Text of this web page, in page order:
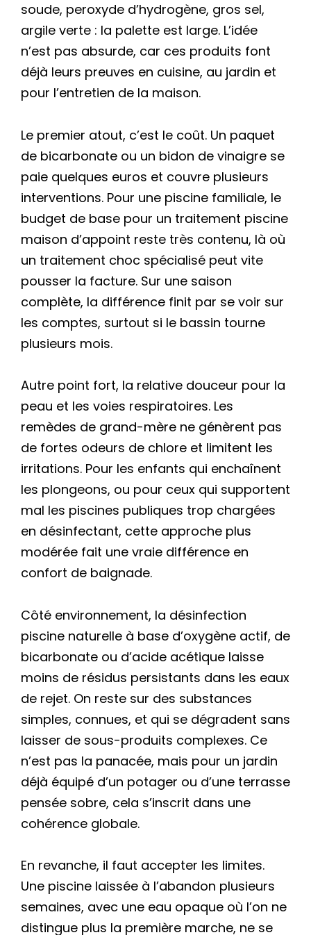
soude, peroxyde d’hydrogène, gros sel,
argile verte : la palette est large. L’idée
n’est pas absurde, car ces produits font
déjà leurs preuves en cuisine, au jardin et
pour l’entretien de la maison.
Le premier atout, c’est le coût. Un paquet
de bicarbonate ou un bidon de vinaigre se
paie quelques euros et couvre plusieurs
interventions. Pour une piscine familiale, le
budget de base pour un traitement piscine
maison d’appoint reste très contenu, là où
un traitement choc spécialisé peut vite
pousser la facture. Sur une saison
complète, la différence finit par se voir sur
les comptes, surtout si le bassin tourne
plusieurs mois.
Autre point fort, la relative douceur pour la
peau et les voies respiratoires. Les
remèdes de grand-mère ne génèrent pas
de fortes odeurs de chlore et limitent les
irritations. Pour les enfants qui enchaînent
les plongeons, ou pour ceux qui supportent
mal les piscines publiques trop chargées
en désinfectant, cette approche plus
modérée fait une vraie différence en
confort de baignade.
Côté environnement, la désinfection
piscine naturelle à base d’oxygène actif, de
bicarbonate ou d’acide acétique laisse
moins de résidus persistants dans les eaux
de rejet. On reste sur des substances
simples, connues, et qui se dégradent sans
laisser de sous-produits complexes. Ce
n’est pas la panacée, mais pour un jardin
déjà équipé d’un potager ou d’une terrasse
pensée sobre, cela s’inscrit dans une
cohérence globale.
En revanche, il faut accepter les limites.
Une piscine laissée à l’abandon plusieurs
semaines, avec une eau opaque où l’on ne
distingue plus la première marche, ne se